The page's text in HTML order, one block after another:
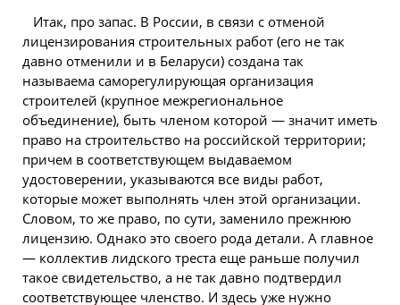
Итак, про запас. В России, в связи с отменой
лицензирования строительных работ (его не так
давно отменили и в Беларуси) создана так
называема саморегулирующая организация
строителей (крупное межрегиональное
объединение), быть членом которой — значит иметь
право на строительство на российской территории;
причем в соответствующем выдаваемом
удостоверении, указываются все виды работ,
которые может выполнять член этой организации.
Словом, то же право, по сути, заменило прежнюю
лицензию. Однако это своего рода детали. А главное
— коллектив лидского треста еще раньше получил
такое свидетельство, а не так давно подтвердил
соответствующее членство. И здесь уже нужно